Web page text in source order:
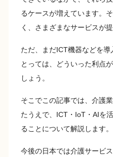
るケースが増えています。
く、さまざまなサービスが
ただ、まだICT機器などを
とっては、どういった利点
しょう。
そこでこの記事では、介護
たうえで、ICT・IoT・AIを
ることについて解説します。
今後の日本では介護サービ